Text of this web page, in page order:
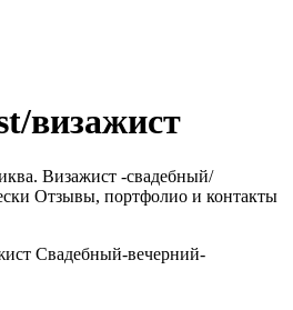
визажист
Визажист -свадебный/
Отзывы, портфолио и контакты
Свадебный-вечерний-